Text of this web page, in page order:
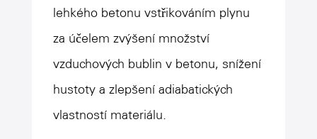
lehkého betonu vstřikováním plynu
za účelem zvýšení množství
vzduchových bublin v betonu, snížení
hustoty a zlepšení adiabatických
vlastností materiálu.